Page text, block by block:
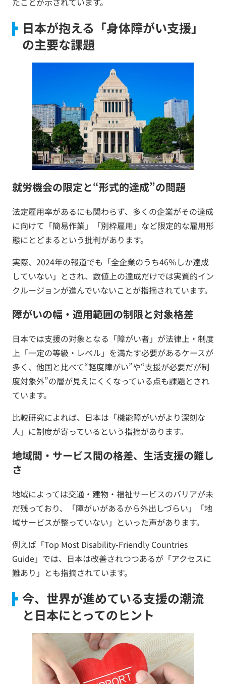
日本が抱える「身体障がい支援」
の主要な課題
就労機会の限定と“形式的達成”の問題
法定雇用率があるにも関わらず、多くの企業がその達成
に向けて「簡易作業」「別枠雇用」など限定的な雇用形
態にとどまるという批判があります。
実際、2024年の報道でも「全企業のうち46％しか達成
していない」とされ、数値上の達成だけでは実質的イン
クルージョンが進んでいないことが指摘されています。
障がいの幅・適用範囲の制限と対象格差
日本では支援の対象となる「障がい者」が法律上・制度
上「一定の等級・レベル」を満たす必要があるケースが
多く、他国と比べて“軽度障がい”や“支援が必要だが制
度対象外”の層が見えにくくなっている点も課題とされ
ています。
比較研究によれば、日本は「機能障がいがより深刻な
人」に制度が寄っているという指摘があります。
地域間・サービス間の格差、生活支援の難し
さ
地域によっては交通・建物・福祉サービスのバリアが未
だ残っており、「障がいがあるから外出しづらい」「地
域サービスが整っていない」といった声があります。
例えば「Top Most Disability-Friendly Countries
Guide」では、日本は改善されつつあるが「アクセスに
難あり」とも指摘されています。
今、世界が進めている支援の潮流
と日本にとってのヒント